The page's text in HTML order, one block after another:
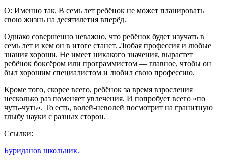
О: Именно так. В семь лет ребёнок не может планировать
свою жизнь на десятилетия вперёд.
Однако совершенно неважно, что ребёнок будет изучать в
семь лет и кем он в итоге станет. Любая профессия и любые
знания хороши. Не имеет никакого значения, вырастет
ребёнок боксёром или программистом — главное, чтобы он
был хорошим специалистом и любил свою профессию.
Кроме того, скорее всего, ребёнок за время взросления
несколько раз поменяет увлечения. И попробует всего «по
чуть-чуть». То есть, волей-неволей посмотрит на гранитную
глыбу науки с разных сторон.
Ссылки:
Буриданов школьник.